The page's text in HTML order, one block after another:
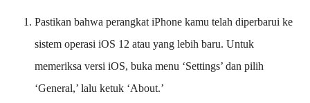
Pastikan bahwa perangkat iPhone kamu telah diperbarui ke
sistem operasi iOS 12 atau yang lebih baru. Untuk
memeriksa versi iOS, buka menu ‘Settings’ dan pilih
‘General,’ lalu ketuk ‘About.’